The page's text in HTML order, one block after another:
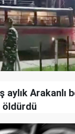
aylık Arakanlı
öldürdü